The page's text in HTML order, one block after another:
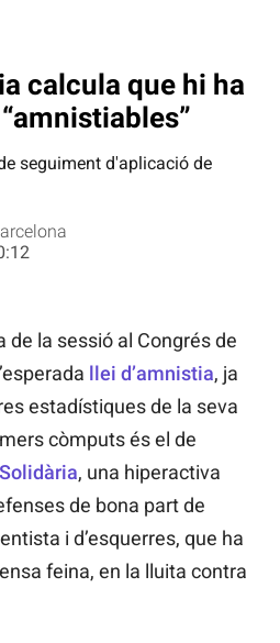
calcula que hi ha
seguiment d'aplicació de
de la sessió al Congrés de
llei d’amnistia, ja
estadístiques de la seva
còmputs és el de
, una hiperactiva
de bona part de
i d’esquerres, que ha
feina, en la lluita contra